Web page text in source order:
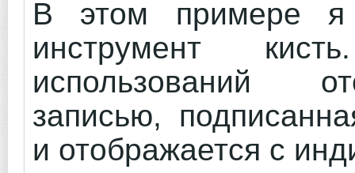
В этом примере я
инструмент
использований
записью,
и отображается с